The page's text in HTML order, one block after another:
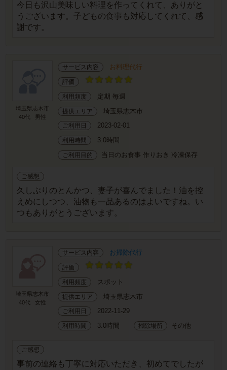
今日も沢山美味しい料理を作ってくれて、ありがと
うございます。子どもの食事も対応してくれて、感
謝です。
埼玉県志木市
40代
男性
サービス内容 お料理代行
評価
利用頻度 定期 毎週
提供エリア 埼玉県志木市
ご利用日 2023-02-01
利用時間 3.0時間
ご利用目的 当日のお食事 作りおき 冷凍保存
ご感想
久しぶりのとんかつ、妻子が喜んでました！油を控
えめにしつつ、油物も一品あるのはよいですね。い
つもありがとうございます。
埼玉県志木市
40代
女性
サービス内容 お掃除代行
評価
利用頻度 スポット
提供エリア 埼玉県志木市
ご利用日 2022-11-29
利用時間 3.0時間 掃除場所 その他
ご感想
事前の連絡も丁寧に対応いただき、初めてでしたが